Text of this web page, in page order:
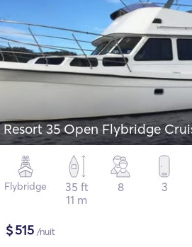
Resort 35 Open Flybridge
Flybridge
35 ft
11 m
8 3
$515 /nuit